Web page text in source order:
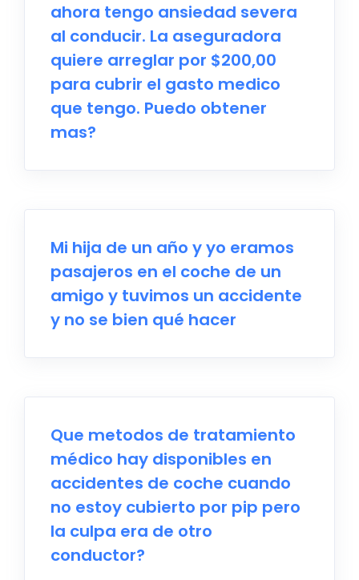
ahora tengo ansiedad severa
al conducir. La aseguradora
quiere arreglar por $200,00
para cubrir el gasto medico
que tengo. Puedo obtener
mas?
Mi hija de un año y yo eramos
pasajeros en el coche de un
amigo y tuvimos un accidente
y no se bien qué hacer
Que metodos de tratamiento
médico hay disponibles en
accidentes de coche cuando
no estoy cubierto por pip pero
la culpa era de otro
conductor?